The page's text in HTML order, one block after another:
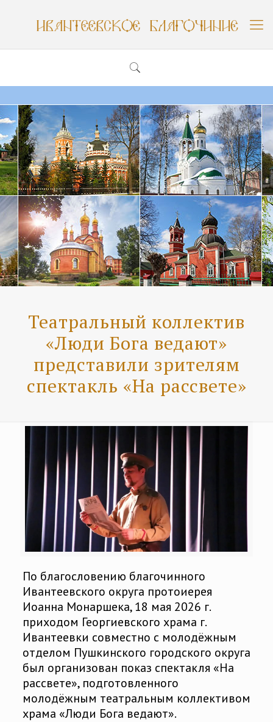
Театральный коллектив
«Люди Бога ведают»
представили зрителям
спектакль «На рассвете»
По благословению благочинного
Ивантеевского округа протоиерея
Иоанна Монаршека, 18 мая 2026 г.
приходом Георгиевского храма г.
Ивантеевки совместно с молодёжным
отделом Пушкинского городского округа
был организован показ спектакля «На
рассвете», подготовленного
молодёжным театральным коллективом
храма «Люди Бога ведают».